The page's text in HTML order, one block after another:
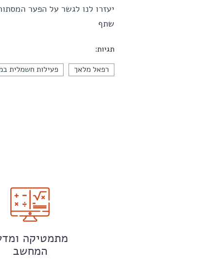
יעזרו לנו לגשר על הפער
שתף
תגיות:
רפאל מלאך פעילות חשמלית
מתמטיקה
המחשב